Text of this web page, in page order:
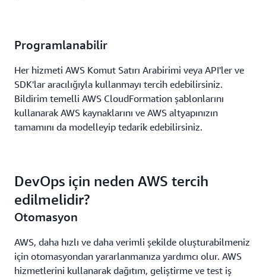
Programlanabilir
Her hizmeti AWS Komut Satırı Arabirimi veya API'ler ve
SDK'lar aracılığıyla kullanmayı tercih edebilirsiniz.
Bildirim temelli AWS CloudFormation şablonlarını
kullanarak AWS kaynaklarını ve AWS altyapınızın
tamamını da modelleyip tedarik edebilirsiniz.
DevOps için neden AWS tercih
edilmelidir?
Otomasyon
AWS, daha hızlı ve daha verimli şekilde oluşturabilmeniz
için otomasyondan yararlanmanıza yardımcı olur. AWS
hizmetlerini kullanarak dağıtım, geliştirme ve test iş